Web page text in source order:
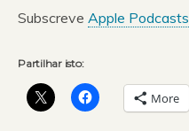
áudio
Subscreve Apple Podcasts
Partilhar isto:
More